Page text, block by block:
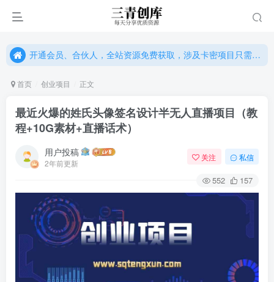
开通会员、合伙人，全站资源免费获取，涉及卡密项目只需单独购卡密（位置：网站右下悬浮按钮）
开通会员、合伙人，全站资源免费获取，涉及卡密项目只需单独购卡密（位置：网站右下悬浮按钮）
首页 创业项目 正文
最近火爆的姓氏头像签名设计半无人直播项目（教
程+10G素材+直播话术）
用户投稿
2年前更新
关注 私信
552 157